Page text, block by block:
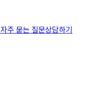
자주 묻는 질문상담하기